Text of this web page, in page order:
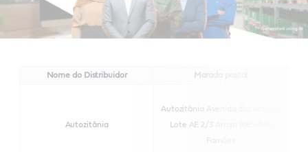
Nome do Distribuidor Morada postal
Autozitânia
Autozitânia
Lote AE 2/3 Arroja 1685-654